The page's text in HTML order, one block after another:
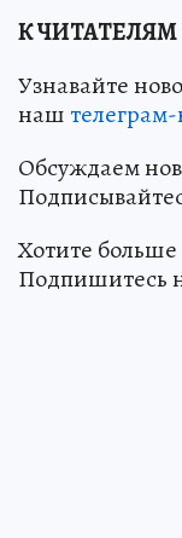
К ЧИТАТЕЛЯМ
Узнавайте
наш
Обсуждаем
Хотите
Подпишитесь